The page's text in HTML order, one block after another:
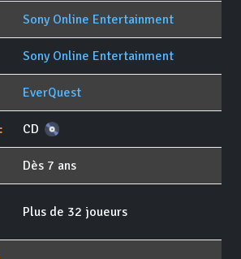
Sony Online Entertainment
Sony Online Entertainment
EverQuest
CD
Dès 7 ans
Plus de 32 joueurs